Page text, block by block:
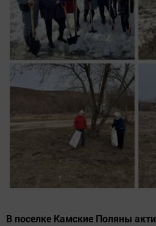
В поселке Камские Поляны